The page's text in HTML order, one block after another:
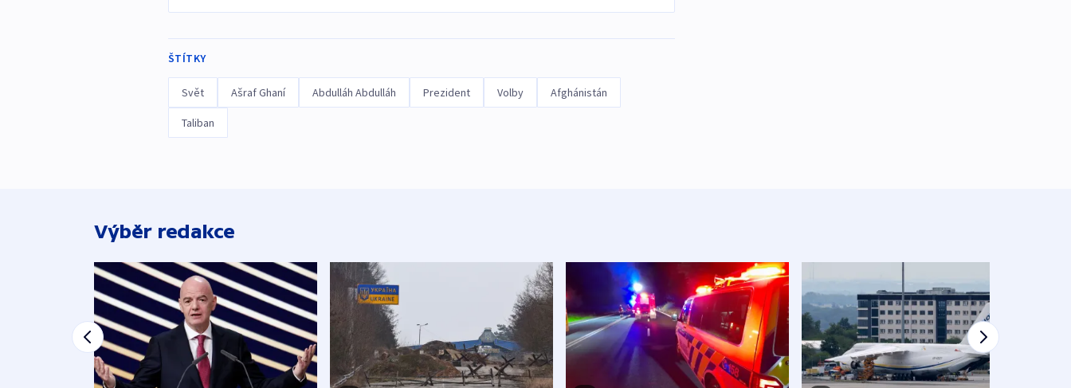
ŠTÍTKY
Svět Ašraf Ghaní Abdulláh Abdulláh Prezident Volby Afghánistán
Taliban
Výběr redakce